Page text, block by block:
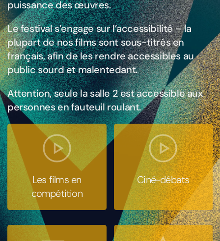
puissance des œuvres.
Le festival s’engage sur l’accessibilité – la
plupart de nos films sont sous-titrés en
français,afin de les rendreaccessibles au
public sourd et malentedant.
Attention, seule la salle 2 est accessible aux
personnes en fauteuil roulant.
Les films en
compétition
Ciné-débats